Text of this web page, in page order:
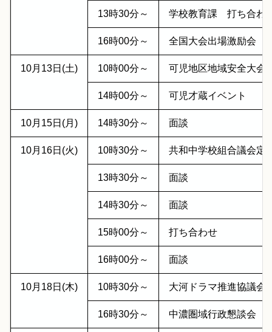
13時30分～ 学校教育課 打ち合わ
16時00分～ 全国大会出場激励会
10月13日(土) 10時00分～ 可児地区地域安全大会
14時00分～ 可児才蔵イベント
10月15日(月) 14時30分～ 面談
10月16日(火) 10時30分～ 共和中学校組合議会定
13時30分～ 面談
14時30分～ 面談
15時00分～ 打ち合わせ
16時00分～ 面談
10月18日(木) 10時30分～ 大河ドラマ推進協議会
16時30分～ 中濃圏域行政懇談会